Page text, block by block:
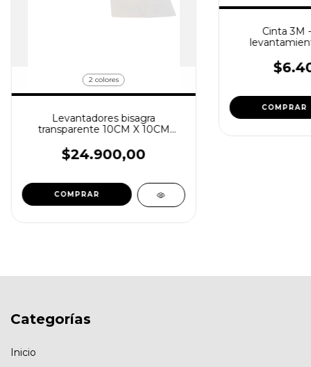
2 colores
Levantadores bisagra
transparente 10CM X 10CM
$24.900,00
COMPRAR
Cinta 3M
Categorías
Inicio